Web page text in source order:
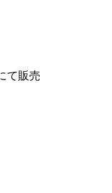
て販売